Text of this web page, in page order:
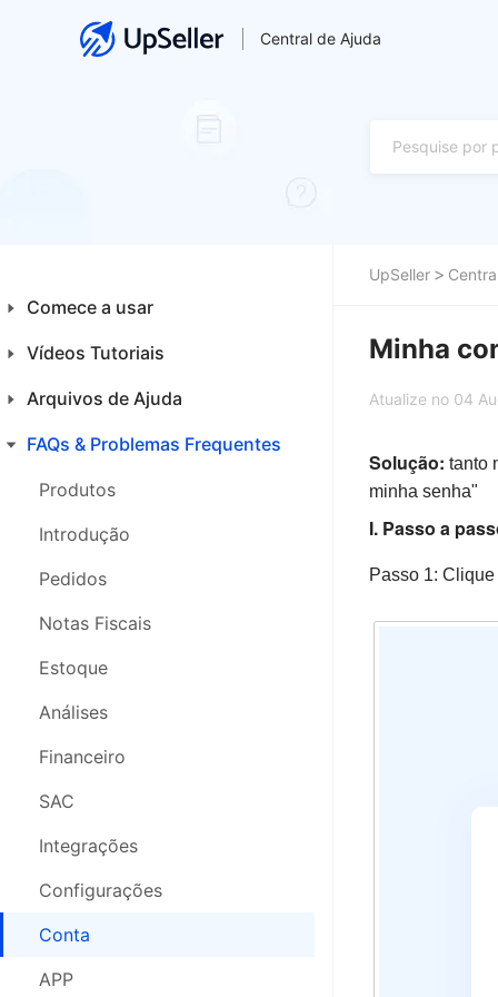
Central de Ajuda
Comece a usar
Introdução aos Iniciantes
Plataformas
Primeiros Passos
Vídeos Tutoriais
Financeiro
Integrações
Produtos
Pedidos
Nota Fiscal
Estoque
Análises
SAC
Compras
Configurações
Segurança da Conta
Webinars
Arquivos de Ajuda
Home
Produtos
Pedidos
Notas Fiscais
Controle de Estoque
SAC
Análises
Financeiro
Comprar
Armazém 3PL
Logística 3PL
Configurações
Conta
FAQs & Problemas Frequentes
Produtos
Introdução
Pedidos
Notas Fiscais
Estoque
Análises
Financeiro
SAC
Integrações
Configurações
Conta
APP
UpSeller
Minha
Atualize no 04
Solução: tanto
minha senha"
I. Passo a
Passo 1: